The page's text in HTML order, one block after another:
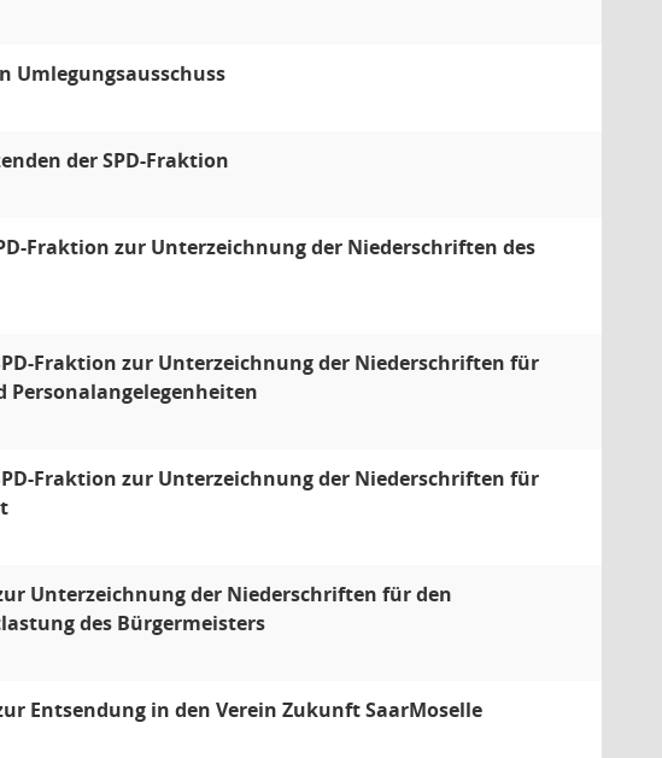
Umlegungsausschuss
der SPD-Fraktion
Fraktion zur Unterzeichnung der Niederschriften des
Fraktion zur Unterzeichnung der Niederschriften für
Personalangelegenheiten
Fraktion zur Unterzeichnung der Niederschriften für
Unterzeichnung der Niederschriften für den
des Bürgermeisters
Entsendung in den Verein Zukunft SaarMoselle